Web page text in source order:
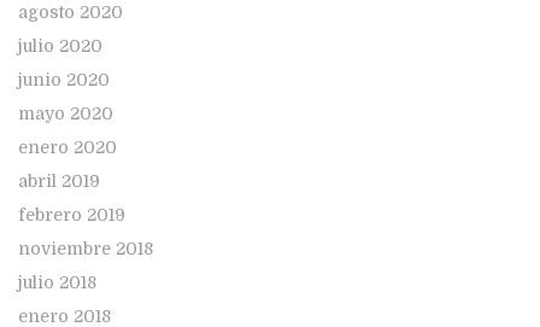
agosto 2020
julio 2020
junio 2020
mayo 2020
enero 2020
abril 2019
febrero 2019
noviembre 2018
julio 2018
enero 2018